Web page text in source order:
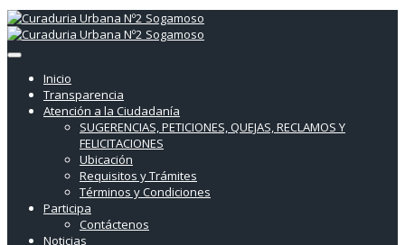
Inicio
Transparencia
Atención a la Ciudadanía
SUGERENCIAS, PETICIONES, QUEJAS, RECLAMOS Y
FELICITACIONES
Ubicación
Requisitos y Trámites
Términos y Condiciones
Participa
Contáctenos
Noticias